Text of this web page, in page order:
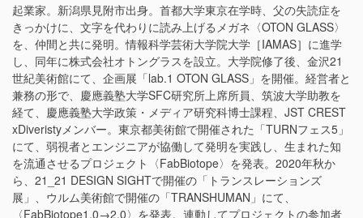
起業家。新潟県見附市出身。首都大学東京在学時、父の失読症を
きっかけに、文字を代わりに読み上げるメガネ〈OTON GLASS〉
を、仲間と共に発明。情報科学芸術大学院大学［IAMAS］に進学
し、同年に株式会社オトングラスを設立。大学院修了後、金沢21
世紀美術館にて、企画展「lab.1 OTON GLASS」を開催。経営者と
兼務の形で、慶應義塾大学SFC研究所上席所員、筑波大学助教を
経て、慶應義塾大学政策・メディア研究科博士課程、JST CREST
xDiveristyメンバー。東京都美術館で開催された「TURNフェス5」
にて、弱視者とエンジニアが協働して発明を実践し、生まれた知
を流通させるプロジェクト〈FabBiotope〉を発表。2020年秋か
ら、21_21 DESIGN SIGHTで開催の「トランスレーションズ
展」、ウルム美術館で開催の「TRANSHUMAN」にて、
〈FabBiotope1.0→2.0〉を発表。連動してプロジェクトの参加者